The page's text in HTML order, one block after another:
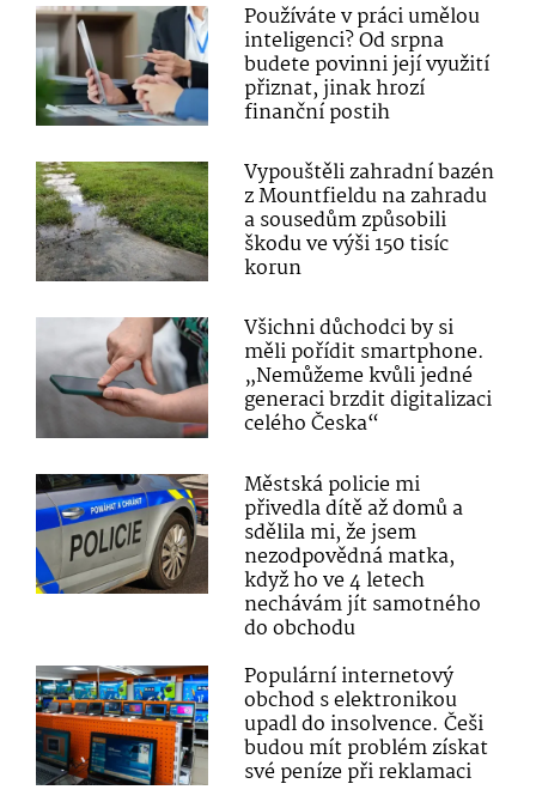
Používáte v práci umělou
inteligenci? Od srpna
budete povinni její využití
přiznat, jinak hrozí
finanční postih
Vypouštěli zahradní bazén
z Mountfieldu na zahradu
a sousedům způsobili
škodu ve výši 150 tisíc
korun
Všichni důchodci by si
měli pořídit smartphone.
„Nemůžeme kvůli jedné
generaci brzdit digitalizaci
celého Česka“
Městská policie mi
přivedla dítě až domů a
sdělila mi, že jsem
nezodpovědná matka,
když ho ve 4 letech
nechávám jít samotného
do obchodu
Populární internetový
obchod s elektronikou
upadl do insolvence. Češi
budou mít problém získat
své peníze při reklamaci